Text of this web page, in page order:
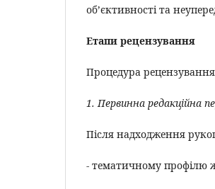
об’єктивності та
Етапи рецензування
Процедура рецензування
1. Первинна редакційна
Після надходження
- тематичному профілю